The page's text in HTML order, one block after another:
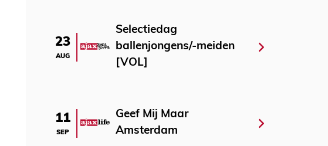
23
AUG
Selectiedag
ballenjongens/-meiden
[VOL]
11
SEP
Geef Mij Maar
Amsterdam